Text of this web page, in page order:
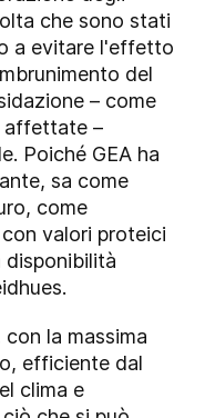
che sono stati
a evitare l'effetto
del
– come
affettate –
Poiché GEA ha
sa come
come
valori proteici
disponibilità
la massima
efficiente dal
clima e